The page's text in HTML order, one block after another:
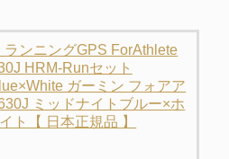
ランニングGPS ForAthlete
HRM-Runセット
ガーミン フォアア
ミッドナイトブルー×ホ
ト【 日本正規品 】